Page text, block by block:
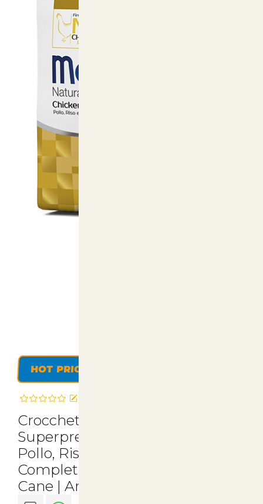
HOT PRICE
Crocchette Monge
Superpremium Adult 12kg con
Pollo, Riso e Patate - Nutrizione
Completa e Salutari per il Tuo
Cane | ArticoliAni